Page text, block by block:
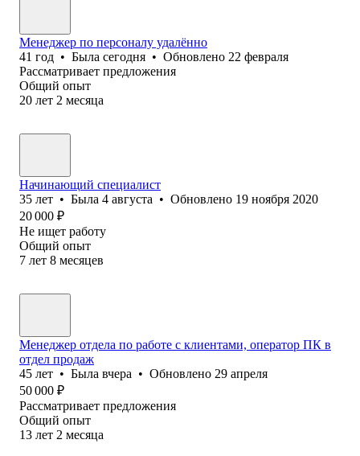
Менеджер по персоналу удалённо
41 год • Была сегодня • Обновлено 22 февраля
Рассматривает предложения
Общий опыт
20 лет 2 месяца
Начинающий специалист
35 лет • Была 4 августа • Обновлено 19 ноября 2020
20 000 ₽
Не ищет работу
Общий опыт
7 лет 8 месяцев
Менеджер отдела по работе с клиентами, оператор ПК в
отдел продаж
45 лет • Была вчера • Обновлено 29 апреля
50 000 ₽
Рассматривает предложения
Общий опыт
13 лет 2 месяца